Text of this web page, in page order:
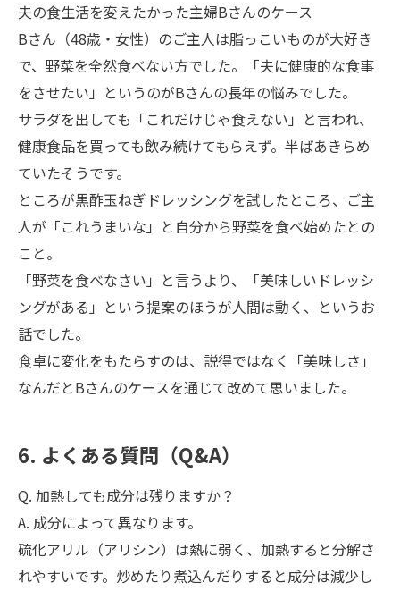
夫の食生活を変えたかった主婦Bさんのケース
Bさん（48歳・女性）のご主人は脂っこいものが大好き
で、野菜を全然食べない方でした。「夫に健康的な食事
をさせたい」というのがBさんの長年の悩みでした。
サラダを出しても「これだけじゃ食えない」と言われ、
健康食品を買っても飲み続けてもらえず。半ばあきらめ
ていたそうです。
ところが黒酢玉ねぎドレッシングを試したところ、ご主
人が「これうまいな」と自分から野菜を食べ始めたとの
こと。
「野菜を食べなさい」と言うより、「美味しいドレッシ
ングがある」という提案のほうが人間は動く、というお
話でした。
食卓に変化をもたらすのは、説得ではなく「美味しさ」
なんだとBさんのケースを通じて改めて思いました。
6. よくある質問（Q&A）
Q. 加熱しても成分は残りますか？
A. 成分によって異なります。
硫化アリル（アリシン）は熱に弱く、加熱すると分解さ
れやすいです。炒めたり煮込んだりすると成分は減少し